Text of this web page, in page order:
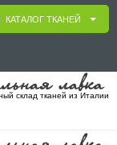
склад тканей из Италии
КАТАЛОГ ТКАНЕЙ